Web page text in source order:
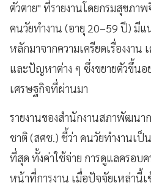
ตัวตาย" ที่รายงานโดยกรมสุขภาพ
คนวัยทำงาน (อายุ 20–59 ปี) มี
หลักมาจากความเครียดเรื่องงาน
และปัญหาต่าง ๆ ซึ่งขยายตัวขึ้นอ
เศรษฐกิจที่ผ่านมา
รายงานของสำนักงานสภาพัฒนา
ชาติ (สศช.) ชี้ว่า คนวัยทำงานเ
ที่สุด ทั้งค่าใช้จ่าย การดูแลครอบ
หน้าที่การงาน เมื่อปัจจัยเหล่านี้เ